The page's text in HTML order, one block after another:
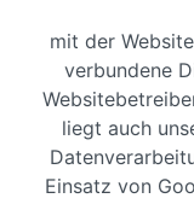
mit der
verbundene
liegt auch
Einsatz von